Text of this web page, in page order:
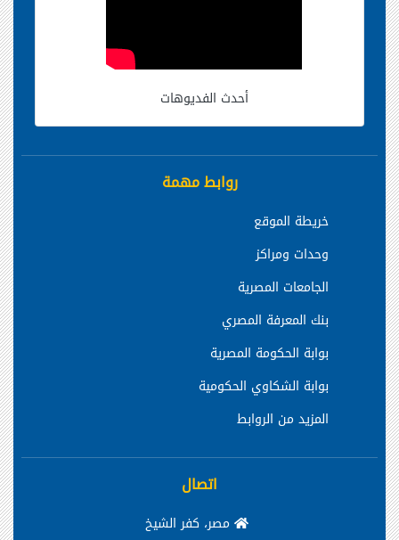
أحدث الفديوهات
روابط مهمة
خريطة الموقع
وحدات ومراكز
الجامعات المصرية
بنك المعرفة المصري
بوابة الحكومة المصرية
بوابة الشكاوي الحكومية
المزيد من الروابط
اتصال
مصر، كفر الشيخ